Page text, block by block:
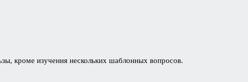
кроме изучения нескольких шаблонных вопросов.